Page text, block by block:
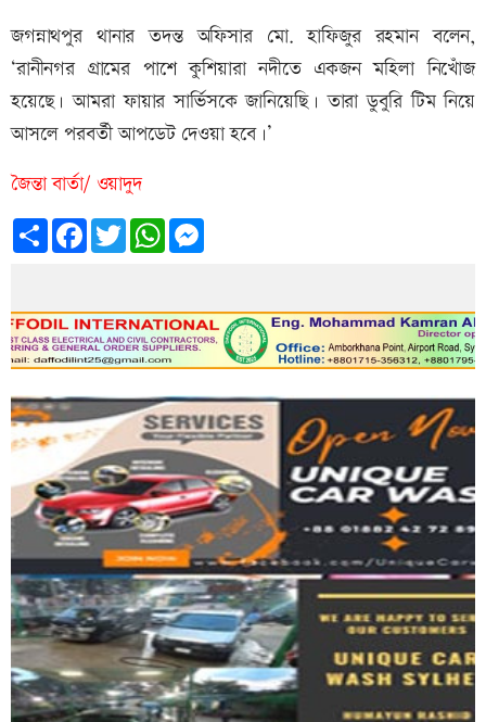
জগন্নাথপুর থানার তদন্ত অফিসার মো. হাফিজুর রহমান বলেন,
‘রানীনগর গ্রামের পাশে কুশিয়ারা নদীতে একজন মহিলা নিখোঁজ
হয়েছে। আমরা ফায়ার সার্ভিসকে জানিয়েছি। তারা ডুবুরি টিম নিয়ে
আসলে পরবর্তী আপডেট দেওয়া হবে।’
জৈন্তা বার্তা/ ওয়াদুদ
Share FacebookTwitterWhatsApp